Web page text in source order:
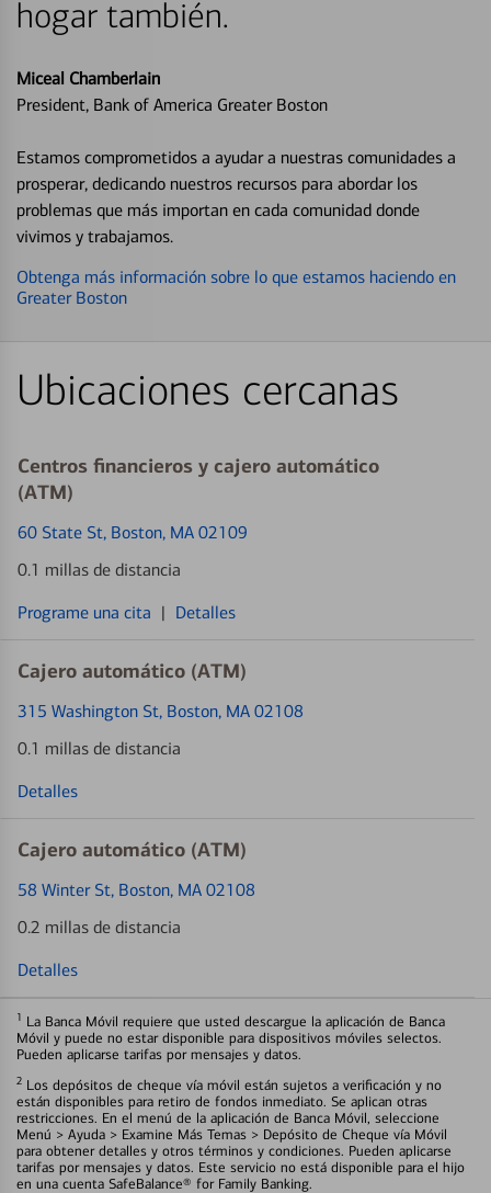
hogar también.
Miceal Chamberlain
President, Bank of America Greater Boston
Estamos comprometidos a ayudar a nuestras comunidades a
prosperar, dedicando nuestros recursos para abordar los
problemas que más importan en cada comunidad donde
vivimos y trabajamos.
Obtenga más información sobre lo que estamos haciendo en
Greater Boston
Ubicaciones cercanas
Centros financieros y cajero automático
(ATM)
60 State St, Boston, MA 02109
0.1 millas de distancia
Programe una cita | Detalles
Cajero automático (ATM)
315 Washington St, Boston, MA 02108
0.1 millas de distancia
Detalles
Cajero automático (ATM)
58 Winter St, Boston, MA 02108
0.2 millas de distancia
Detalles
1 La Banca Móvil requiere que usted descargue la aplicación de Banca
Móvil y puede no estar disponible para dispositivos móviles selectos.
Pueden aplicarse tarifas por mensajes y datos.
2 Los depósitos de cheque vía móvil están sujetos a verificación y no
están disponibles para retiro de fondos inmediato. Se aplican otras
restricciones. En el menú de la aplicación de Banca Móvil, seleccione
Menú > Ayuda > Examine Más Temas > Depósito de Cheque vía Móvil
para obtener detalles y otros términos y condiciones. Pueden aplicarse
tarifas por mensajes y datos. Este servicio no está disponible para el hijo
en una cuenta SafeBalance® for Family Banking.